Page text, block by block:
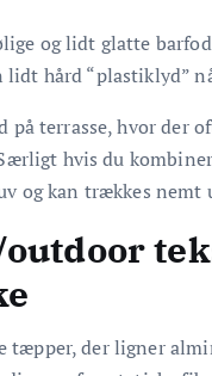
og lidt glatte
lidt hård “plastiklyd”
på terrasse, hvor der
hvis du
og kan trækkes nemt
tæpper, der ligner